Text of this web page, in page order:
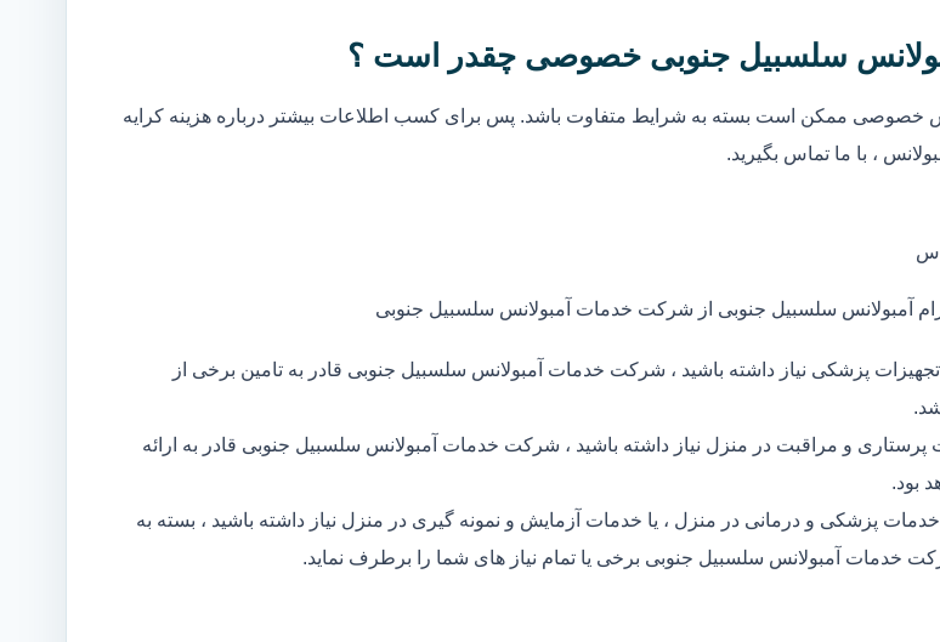
سلسبیل جنوبی خصوصی چقدر است ؟
خصوصی ممکن است بسته به شرایط متفاوت باشد. پس برای کسب اطلاعات بیشتر درباره هزینه کرایه
، با ما تماس بگیرید.
آمبولانس سلسبیل جنوبی از شرکت خدمات آمبولانس سلسبیل جنوبی
پزشکی نیاز داشته باشید ، شرکت خدمات آمبولانس سلسبیل جنوبی قادر به تامین برخی از
و مراقبت در منزل نیاز داشته باشید ، شرکت خدمات آمبولانس سلسبیل جنوبی قادر به ارائه
بود.
پزشکی و درمانی در منزل ، یا خدمات آزمایش و نمونه گیری در منزل نیاز داشته باشید ، بسته به
آمبولانس سلسبیل جنوبی برخی یا تمام نیاز های شما را برطرف نماید.